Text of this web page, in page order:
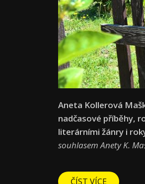
Aneta Kollerová
nadčasové příběhy,
literárními žánry i
souhlasem Anety K.
ČÍST VÍCE